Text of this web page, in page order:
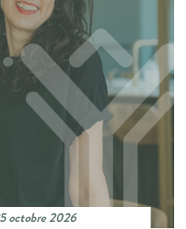
octobre 2026